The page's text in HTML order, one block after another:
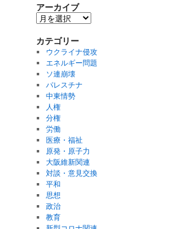
アーカイブ
ア
カ
イ
ブ
カテゴリー
ウクライナ侵攻
エネルギー問題
ソ連崩壊
パレスチナ
中東情勢
人権
分権
労働
医療・福祉
原発・原子力
大阪維新関連
対談・意見交換
平和
思想
政治
教育